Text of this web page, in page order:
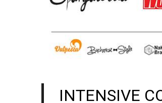
INTENSIVE